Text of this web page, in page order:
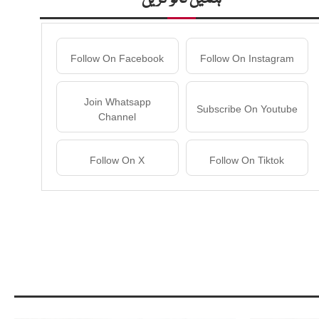
Follow On Instagram
Follow On Facebook
Subscribe On Youtube
Join Whatsapp
Channel
Follow On Tiktok
Follow On X